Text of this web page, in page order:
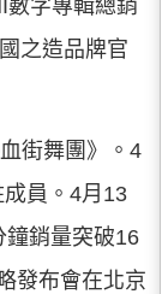
數字專輯總銷
之造品牌官
街舞團》。4
員。4月13
鐘銷量突破16
發布會在北京